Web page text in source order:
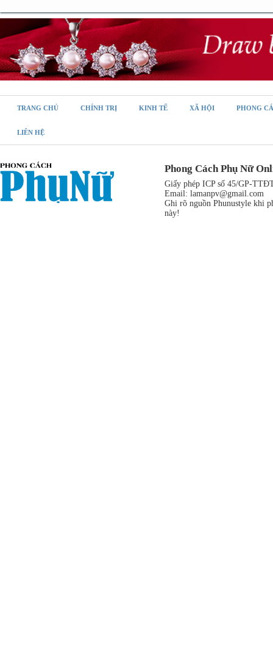
TRANG CHỦ CHÍNH TRỊ KINH TẾ XÃ HỘI PHONG
LIÊN HỆ
Phong Cách Phụ Nữ
Giấy phép ICP số 45/GP-
Email: lamanpv@gmail.com
Ghi rõ nguồn Phunustyle khi
này!